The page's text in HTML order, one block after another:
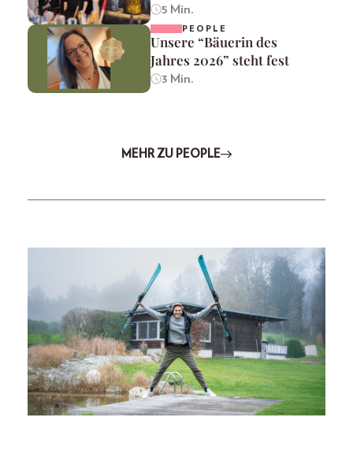
5 Min.
PEOPLE
Unsere “Bäuerin des
Jahres 2026” steht fest
3 Min.
MEHR ZU PEOPLE